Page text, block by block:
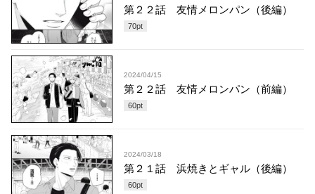
第２２話 友情メロンパン（後編）
70pt
2024/04/15
第２２話 友情メロンパン（前編）
60pt
2024/03/18
第２１話 浜焼きとギャル（後編）
60pt